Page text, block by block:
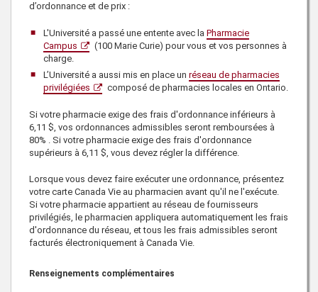
d’ordonnance et de prix :
L'Université a passé une entente avec la Pharmacie
Campus
(100 Marie Curie) pour vous et vos personnes à
charge.
L’Université a aussi mis en place un réseau de pharmacies
privilégiées
composé de pharmacies locales en Ontario.
Si votre pharmacie exige des frais d'ordonnance inférieurs à
6,11 $ , vos ordonnances admissibles seront remboursées à
80% . Si votre pharmacie exige des frais d'ordonnance
supérieurs à 6,11 $ , vous devez régler la différence.
Lorsque vous devez faire exécuter une ordonnance, présentez
votre carte Canada Vie au pharmacien avant qu'il ne l'exécute.
Si votre pharmacie appartient au réseau de fournisseurs
privilégiés, le pharmacien appliquera automatiquement les frais
d'ordonnance du réseau, et tous les frais admissibles seront
facturés électroniquement à Canada Vie.
Renseignements complémentaires